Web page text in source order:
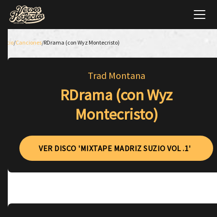
Inicio/Canciones/RDrama (con Wyz Montecristo)
Trad Montana
RDrama (con Wyz
Montecristo)
VER DISCO 'MIXTAPE MADRIZ SUZIO VOL .1'